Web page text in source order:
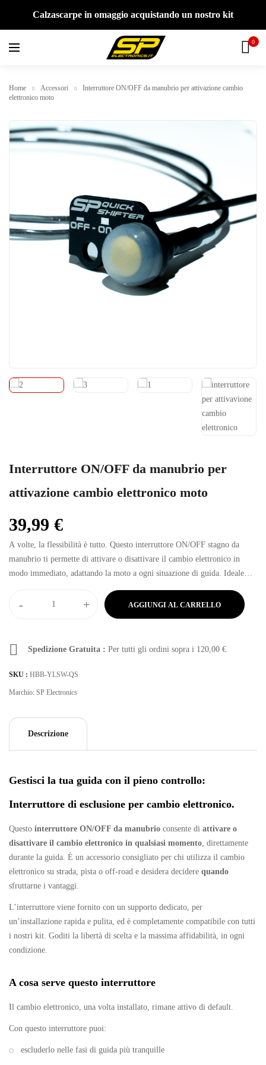
Calzascarpe in omaggio acquistando un nostro kit
0
Home Accessori
Interruttore ON/OFF da manubrio per attivazione cambio
elettronico moto
Interruttore ON/OFF da manubrio per
attivazione cambio elettronico moto
39,99 €
A volte, la flessibilità è tutto. Questo interruttore ON/OFF stagno da
manubrio ti permette di attivare o disattivare il cambio elettronico in
modo immediato, adattando la moto a ogni situazione di guida. Ideale
per chi alterna guida sportiva e utilizzo più tranquillo.
- + AGGIUNGI AL CARRELLO
Spedizione Gratuita : Per tutti gli ordini sopra i 120,00 €
SKU : HBB-YLSW-QS
Marchio: SP Electronics
Descrizione
Gestisci la tua guida con il pieno controllo:
Interruttore di esclusione per cambio elettronico.
Questo interruttore ON/OFF da manubrio consente di attivare o
disattivare il cambio elettronico in qualsiasi momento, direttamente
durante la guida. È un accessorio consigliato per chi utilizza il cambio
elettronico su strada, pista o off-road e desidera decidere quando
sfruttarne i vantaggi.
L’interruttore viene fornito con un supporto dedicato, per
un’installazione rapida e pulita, ed è completamente compatibile con tutti
i nostri kit. Goditi la libertà di scelta e la massima affidabilità, in ogni
condizione.
A cosa serve questo interruttore
Il cambio elettronico, una volta installato, rimane attivo di default.
Con questo interruttore puoi:
escluderlo nelle fasi di guida più tranquille